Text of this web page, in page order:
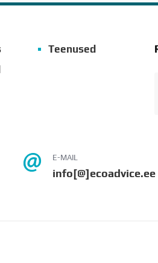
Teenused
E-MAIL
info[@]ecoadvice.ee